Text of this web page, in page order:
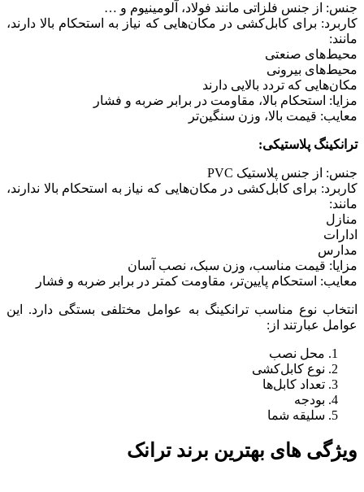
جنس: از جنس فلزاتی مانند فولاد، آلومینیوم و …
کاربرد: برای کابل‌کشی در مکان‌هایی که نیاز به استحکام بالا دارند،
مانند:
محیط‌های صنعتی
محیط‌های بیرونی
مکان‌هایی که تردد بالایی دارند
مزایا: استحکام بالا، مقاومت در برابر ضربه و فشار
معایب: قیمت بالا، وزن سنگین‌تر
ترانکینگ پلاستیکی:
جنس: از جنس پلاستیک PVC
کاربرد: برای کابل‌کشی در مکان‌هایی که نیاز به استحکام بالا ندارند،
مانند:
منازل
ادارات
مدارس
مزایا: قیمت مناسب، وزن سبک، نصب آسان
معایب: استحکام پایین‌تر، مقاومت کمتر در برابر ضربه و فشار
انتخاب نوع مناسب ترانکینگ به عوامل مختلفی بستگی دارد. این
عوامل عبارتند از:
محل نصب
نوع کابل‌کشی
تعداد کابل‌ها
بودجه
سلیقه شما
ویژگی های بهترین برند ترانک